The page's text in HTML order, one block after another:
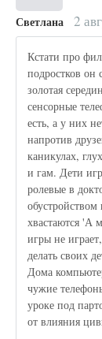
Светлана 2
Кстати про
подростков он
золотая
сенсорные
есть, а у них
напротив
каникулах,
и гам. Дети
ролевые в
хвастаются 'А
игры не
делать своих
Дома
чужие
уроке под
от влияния